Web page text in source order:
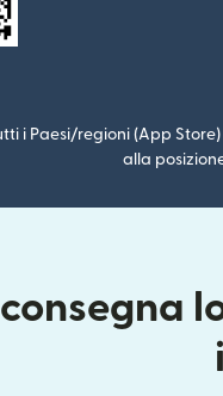
i Paesi/regioni (App
alla